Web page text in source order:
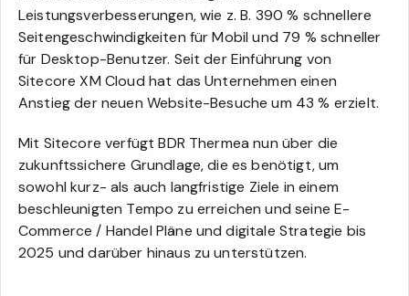
Leistungsverbesserungen, wie z. B. 390 % schnellere
Seitengeschwindigkeiten für Mobil und 79 % schneller
für Desktop-Benutzer. Seit der Einführung von
Sitecore XM Cloud hat das Unternehmen einen
Anstieg der neuen Website-Besuche um 43 % erzielt.
Mit Sitecore verfügt BDR Thermea nun über die
zukunftssichere Grundlage, die es benötigt, um
sowohl kurz- als auch langfristige Ziele in einem
beschleunigten Tempo zu erreichen und seine E-
Commerce / Handel Pläne und digitale Strategie bis
2025 und darüber hinaus zu unterstützen.